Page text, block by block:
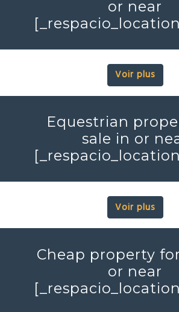
Modern style
or near
Voir plus
Equestrian
sale in or
Voir plus
Cheap property
or near